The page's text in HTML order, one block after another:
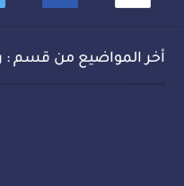
أخر المواضيع من قسم :